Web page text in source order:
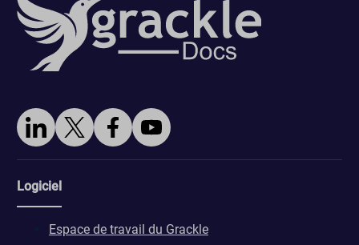
Logiciel
Espace de travail du Grackle